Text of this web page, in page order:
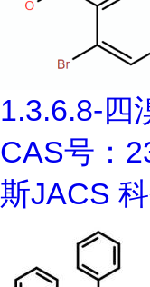
1.3.6.8-四
CAS号：
斯JACS